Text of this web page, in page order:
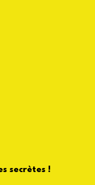
secrètes !